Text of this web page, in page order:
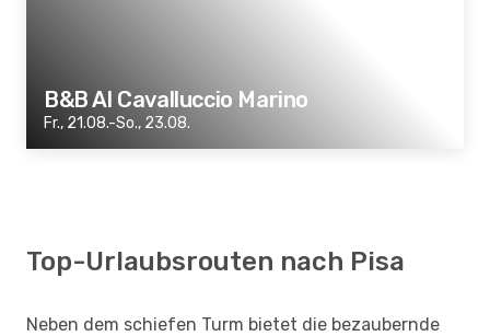
B&B Al Cavalluccio Marino
Fr., 21.08.-So., 23.08.
Top-Urlaubsrouten nach Pisa
Neben dem schiefen Turm bietet die bezaubernde